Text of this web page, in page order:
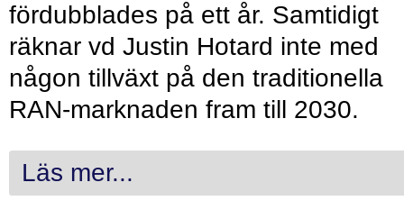
fördubblades på ett år. Samtidigt
räknar vd Justin Hotard inte med
någon tillväxt på den traditionella
RAN-marknaden fram till 2030.
Läs mer...